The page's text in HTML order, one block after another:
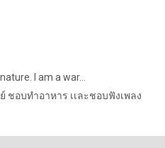
I am a war...
ชอบทำอาหาร เเละชอบฟังเพลง